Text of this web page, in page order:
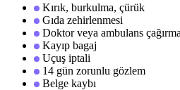
Kırık, burkulma, çürük
Gıda zehirlenmesi
Doktor veya ambulans çağırma
Kayıp bagaj
Uçuş iptali
14 gün zorunlu gözlem
Belge kaybı